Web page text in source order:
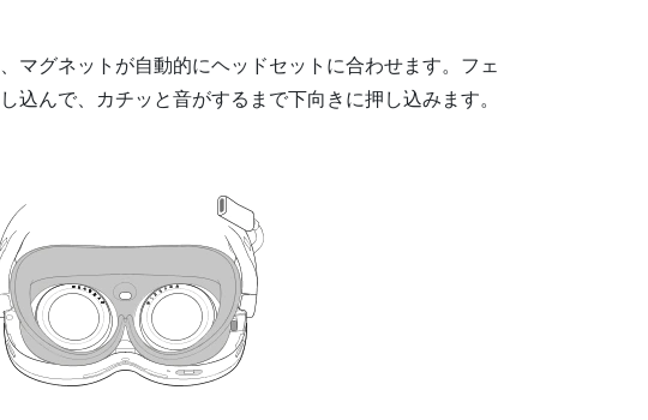
マグネットが自動的にヘッドセットに合わせます。フェ
込んで、カチッと音がするまで下向きに押し込みます。